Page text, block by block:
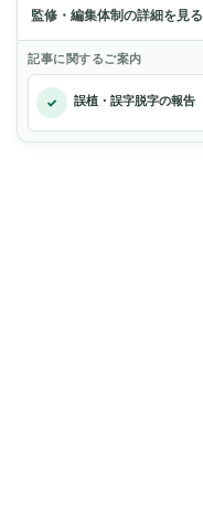
監修・編集体制の詳細を見る
記事に関するご案内
✓ 誤植・誤字脱字の報告